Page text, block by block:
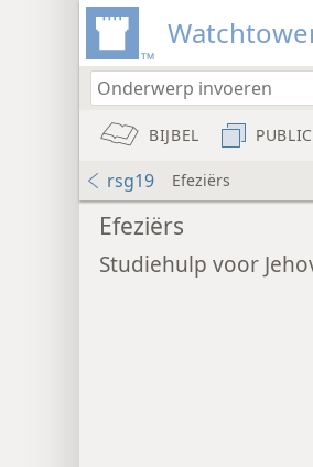
BIJBEL
rsg19 Efeziërs
Efeziërs
Studiehulp voor